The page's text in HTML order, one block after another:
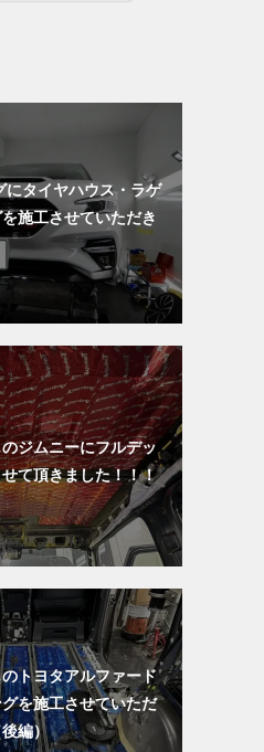
にタイヤハウス・ラゲ
施工させていただき
ジムニーにフルデッ
て頂きました！！！
トヨタアルファード
を施工させていただ
編）